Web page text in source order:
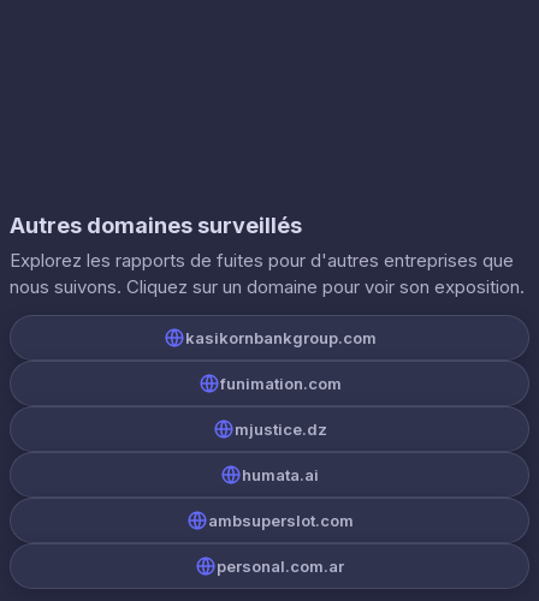
Autres domaines surveillés
Explorez les rapports de fuites pour d'autres entreprises que
nous suivons. Cliquez sur un domaine pour voir son exposition.
kasikornbankgroup.com
funimation.com
mjustice.dz
humata.ai
ambsuperslot.com
personal.com.ar